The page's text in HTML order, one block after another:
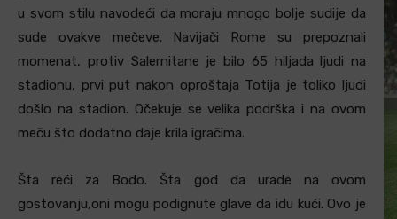
u svom stilu navodeći da moraju mnogo bolje sudije da
sude ovakve mečeve. Navijači Rome su prepoznali
momenat, protiv Salernitane je bilo 65 hiljada ljudi na
stadionu, prvi put nakon oproštaja Totija je toliko ljudi
došlo na stadion. Očekuje se velika podrška i na ovom
meču što dodatno daje krila igračima.
Šta reći za Bodo. Šta god da urade na ovom
gostovanju,oni mogu podignute glave da idu kući. Ovo je